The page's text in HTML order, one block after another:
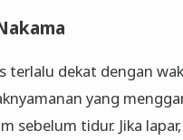
terlalu dekat dengan
yang
sebelum tidur. Jika